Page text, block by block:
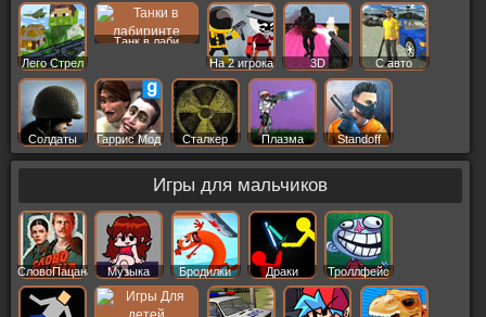
Лего Стрел
Танк в лаби
На 2 игрока
3D С авто
Солдаты Гаррис Мод Сталкер Плазма Standoff
Игры для мальчиков
СловоПацана Музыка Бродилки Драки Троллфейс